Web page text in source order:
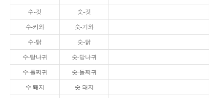
수-컷 숫-것
수-키와 숫-기와
수-탉 숫-닭
수-탕나귀 숫-당나귀
수-톨쩌귀 숫-돌쩌귀
수-퇘지 숫-돼지